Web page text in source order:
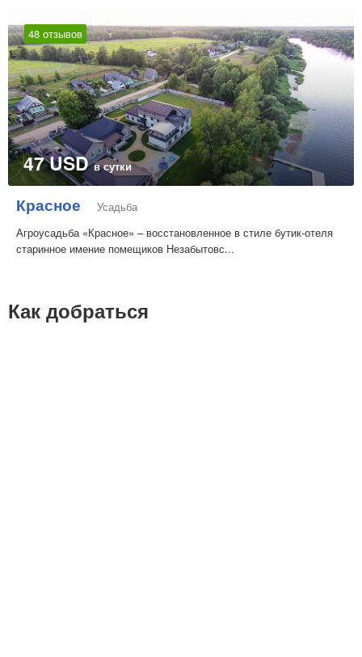
48 отзывов
47 USDв сутки
Красное
Усадьба
Агроусадьба «Красное» – восстановленное в стиле бутик-отеля
старинное имение помещиков Незабытовс...
Как добраться